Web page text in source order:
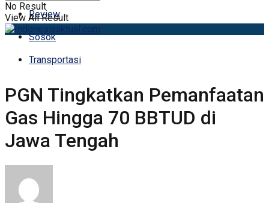
Review
Sosok
Transportasi
No Result
View All Result
PGN Tingkatkan Pemanfaatan
Gas Hingga 70 BBTUD di
Jawa Tengah